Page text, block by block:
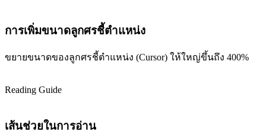
การเพิ่มขนาดลูกศรชี้ตำแหน่ง
ขยายขนาดของลูกศรชี้ตำแหน่ง (Cursor) ให้ใหญ่ขึ้นถึง 400%
Reading Guide
เส้นช่วยในการอ่าน